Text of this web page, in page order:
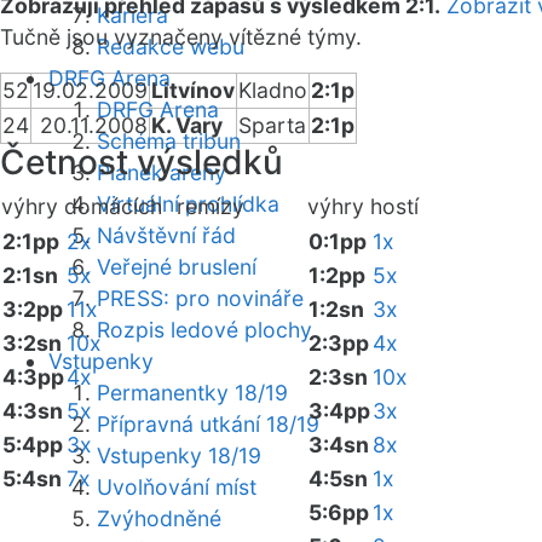
Kariéra
Redakce webu
DRFG Arena
DRFG Arena
Schéma tribun
Plánek areny
Virtuální prohlídka
Návštěvní řád
Veřejné bruslení
PRESS: pro novináře
Rozpis ledové plochy
Vstupenky
Permanentky 18/19
Přípravná utkání 18/19
Vstupenky 18/19
Uvolňování míst
Zvýhodněné
Zobrazuji přehled zápasů s výsledkem 2:1. Zobrazit
Tučně jsou vyznačeny vítězné týmy.
5219.02.2009 LitvínovKladno 2:1p
24 20.11.2008K. Vary Sparta 2:1p
Četnost výsledků
výhry domácíchremízy výhry hostí
2:1pp 2x
2:1sn 5x
3:2pp11x
3:2sn 10x
4:3pp4x
4:3sn 5x
5:4pp3x
5:4sn 7x
0:1pp 1x
1:2pp 5x
1:2sn 3x
2:3pp4x
2:3sn 10x
3:4pp3x
3:4sn 8x
4:5sn 1x
5:6pp1x